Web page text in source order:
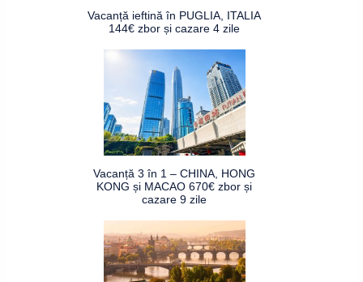
Vacanță ieftină în PUGLIA, ITALIA
144€ zbor și cazare 4 zile
Vacanță 3 în 1 – CHINA, HONG
KONG și MACAO 670€ zbor și
cazare 9 zile